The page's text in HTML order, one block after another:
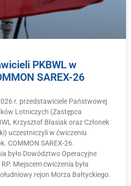
PKBWL w
SAREX-26
r. przedstawiciele Państwowej
Lotniczych (Zastępca
Krzysztof Błasiak oraz Członek
uczestniczyli w ćwiczeniu
COMMON SAREX-26.
było Dowództwo Operacyjne
Miejscem ćwiczenia była
rejon Morza Bałtyckiego.